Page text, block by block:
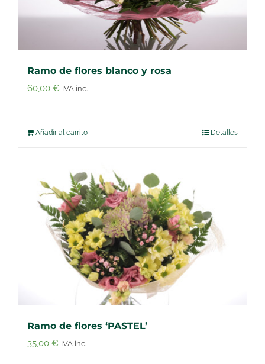
Ramo de flores blanco y rosa
60,00 € IVA inc.
Añadir al carrito Detalles
Ramo de flores ‘PASTEL’
35,00 € IVA inc.